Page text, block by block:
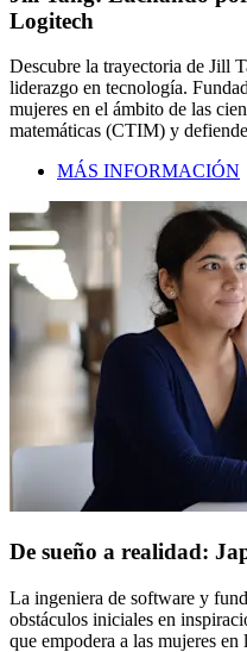
Logitech
Descubre la trayectoria de Jill
liderazgo en tecnología.
mujeres en el ámbito de las
matemáticas (CTIM) y
MÁS INFORMACIÓN
De sueño a realidad:
La ingeniera de software y
obstáculos iniciales en
que empodera a las mujeres